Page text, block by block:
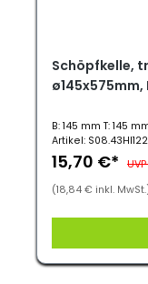
Schöpfkelle,
ø145x575mm,
B: 145 mm T: 145
Artikel:
15,70 €*
(18,84 € inkl.